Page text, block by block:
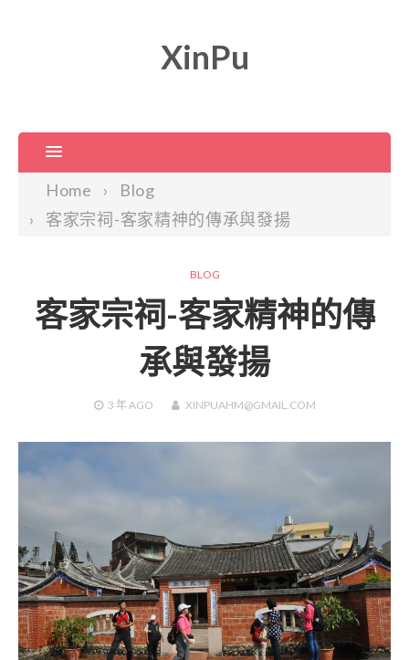
XinPu
Home
Blog
客家宗祠-客家精神的傳承與發揚
BLOG
客家宗祠-客家精神的傳
承與發揚
3 年AGO XINPUAHM@GMAIL.COM